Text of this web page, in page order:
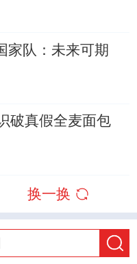
家队：未来可期
破真假全麦面包
换一换